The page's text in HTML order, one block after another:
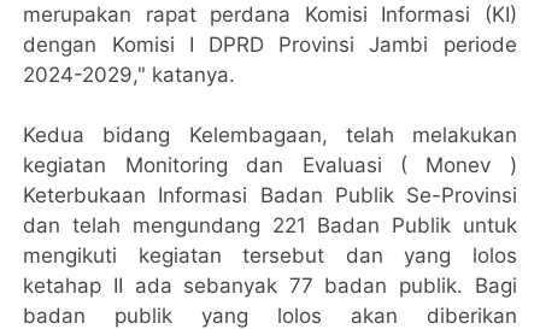
merupakan rapat perdana Komisi Informasi (KI)
dengan Komisi I DPRD Provinsi Jambi periode
2024-2029," katanya.
Kedua bidang Kelembagaan, telah melakukan
kegiatan Monitoring dan Evaluasi ( Monev )
Keterbukaan Informasi Badan Publik Se-Provinsi
dan telah mengundang 221 Badan Publik untuk
mengikuti kegiatan tersebut dan yang lolos
ketahap II ada sebanyak 77 badan publik. Bagi
badan publik yang lolos akan diberikan